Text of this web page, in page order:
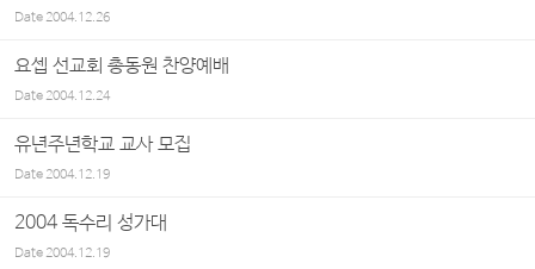
Date2004.12.26
요셉 선교회 총동원 찬양예배
Date2004.12.24
유년주년학교 교사 모집
Date2004.12.19
2004 독수리 성가대
Date2004.12.19